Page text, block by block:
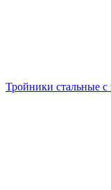
Тройники стальные